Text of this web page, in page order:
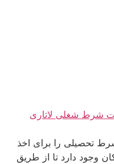
شرط شغلی لاتاری
شرط تحصیلی را برای اخذ
وجود دارد تا از طریق